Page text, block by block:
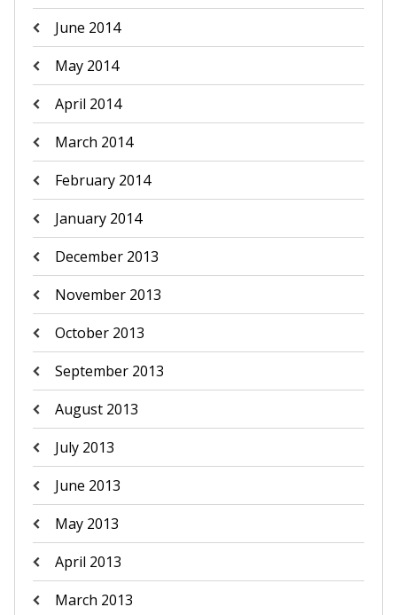
June 2014
May 2014
April 2014
March 2014
February 2014
January 2014
December 2013
November 2013
October 2013
September 2013
August 2013
July 2013
June 2013
May 2013
April 2013
March 2013